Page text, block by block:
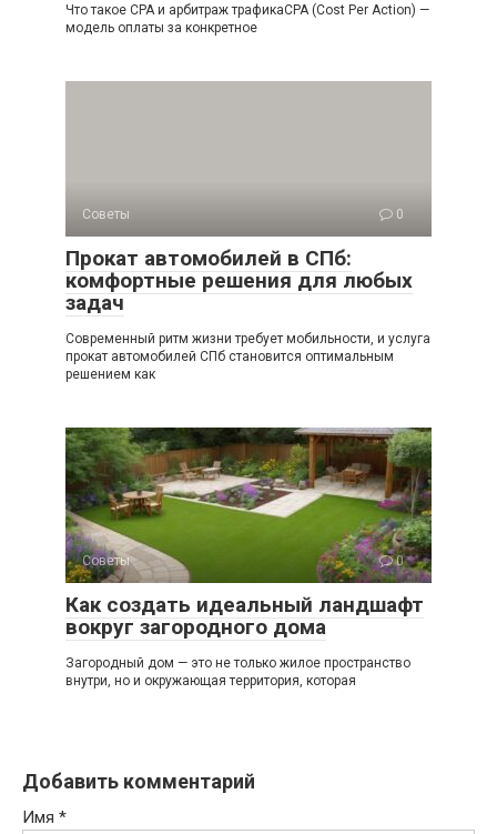
Что такое СРА и арбитраж трафикаCPA (Cost Per Action) —
модель оплаты за конкретное
Советы 0
Прокат автомобилей в СПб:
комфортные решения для любых
задач
Современный ритм жизни требует мобильности, и услуга
прокат автомобилей СПб становится оптимальным
решением как
Советы 0
Как создать идеальный ландшафт
вокруг загородного дома
Загородный дом — это не только жилое пространство
внутри, но и окружающая территория, которая
Добавить комментарий
Имя *